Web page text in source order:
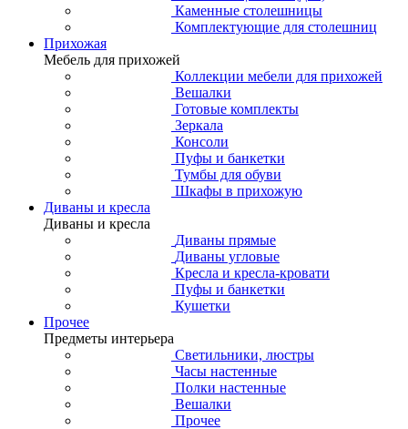
Каменные столешницы
Комплектующие для столешниц
Прихожая
Мебель для прихожей
Коллекции мебели для прихожей
Вешалки
Готовые комплекты
Зеркала
Консоли
Пуфы и банкетки
Тумбы для обуви
Шкафы в прихожую
Диваны и кресла
Диваны и кресла
Диваны прямые
Диваны угловые
Кресла и кресла-кровати
Пуфы и банкетки
Кушетки
Прочее
Предметы интерьера
Светильники, люстры
Часы настенные
Полки настенные
Вешалки
Прочее